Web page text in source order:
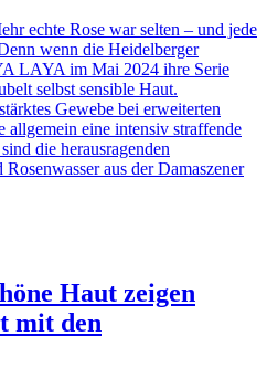
echte Rose war selten – und jede
wenn die Heidelberger
LAYA im Mai 2024 ihre Serie
selbst sensible Haut.
Gewebe bei erweiterten
allgemein eine intensiv straffende
die herausragenden
aus der Damaszener
Haut zeigen
mit den